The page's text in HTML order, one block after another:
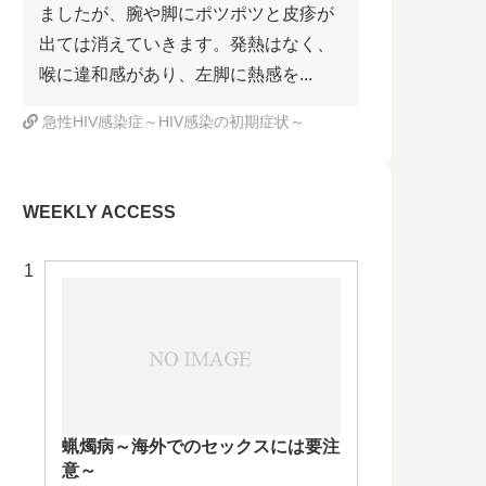
ましたが、腕や脚にポツポツと皮疹が
出ては消えていきます。発熱はなく、
喉に違和感があり、左脚に熱感を...
急性HIV感染症～HIV感染の初期症状～
WEEKLY ACCESS
蝋燭病～海外でのセックスには要注
意～